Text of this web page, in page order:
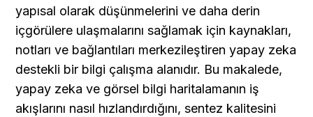
yapısal olarak düşünmelerini ve daha derin
içgörülere ulaşmalarını sağlamak için kaynakları,
notları ve bağlantıları merkezileştiren yapay zeka
destekli bir bilgi çalışma alanıdır. Bu makalede,
yapay zeka ve görsel bilgi haritalamanın iş
akışlarını nasıl hızlandırdığını, sentez kalitesini